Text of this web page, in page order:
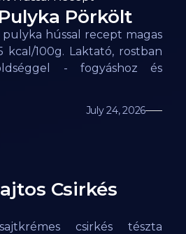
Pörkölt
hússal recept magas
kcal/100g. Laktató, rostban
- fogyáshoz és
July 24, 2026
Csirkés
csirkés tészta